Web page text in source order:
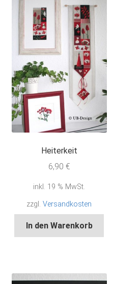
Heiterkeit
6,90 €
inkl. 19 % MwSt.
zzgl.Versandkosten
In den Warenkorb